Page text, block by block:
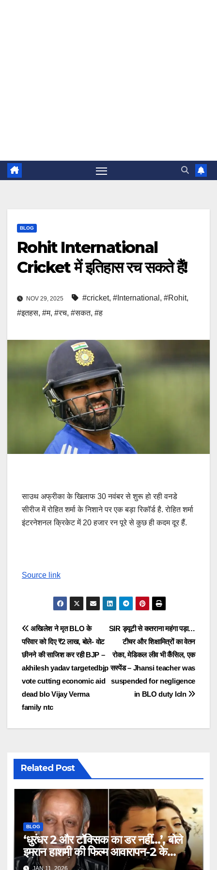
BLOG
Rohit International
Cricket में इतिहास रच सकते हैं!
NOV 29, 2025 #cricket, #International , #Rohit,
#इतहस, #म, #रच, #सकत, #ह
साउथ अफ्रीका के ख‍िलाफ 30 नवंबर से शुरू हो रही वनडे
सीरीज में रोहित शर्मा के न‍िशाने पर एक बड़ा रिकॉर्ड है. रोहित शर्मा
इंटरनेशनल क्रिकेट में 20 हजार रन पूरे से कुछ ही कदम दूर हैं.
Source link
Post
navigation
SIR ड्यूटी से कतराना महंगा पड़ा…
टीचर और शिक्षामित्रों का वेतन
रोका, मेडिकल लीव भी कैंसिल, एक
सस्पेंड – Jhansi teacher was
suspended for negligence
in BLO duty lcln
अखिलेश ने मृत BLO के
परिवार को दिए ₹2 लाख, बोले- वोट
छीनने की साजिश कर रही BJP –
akhilesh yadav targetedbjp
vote cutting economic aid
dead blo Vijay Verma
family ntc
Related Post
BLOG
‘धुरंधर 2 और टॉक्सिक का डर नहीं…’, बोले
इमरान हाशमी की फिल्म आवारापन-2 के
प्रोड्यूसर मुकेश भट्ट – Mukesh
JAN 11, 2026